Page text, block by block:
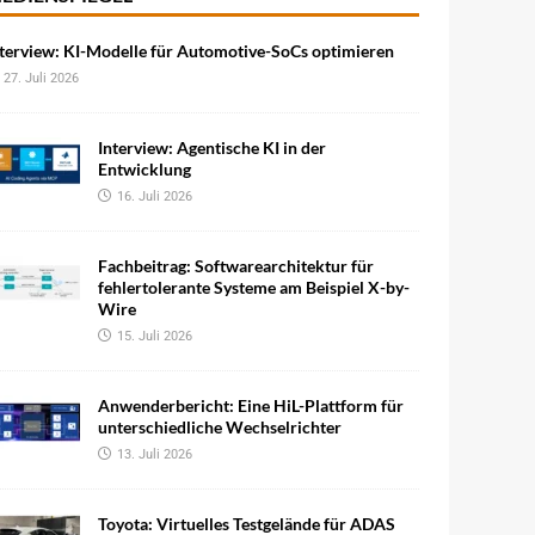
KI-Modelle für Automotive-SoCs optimieren
27. Juli 2026
Interview: Agentische KI in der
Entwicklung
16. Juli 2026
Fachbeitrag: Softwarearchitektur für
fehlertolerante Systeme am Beispiel X-by-
Wire
15. Juli 2026
Anwenderbericht: Eine HiL-Plattform für
unterschiedliche Wechselrichter
13. Juli 2026
Toyota: Virtuelles Testgelände für ADAS